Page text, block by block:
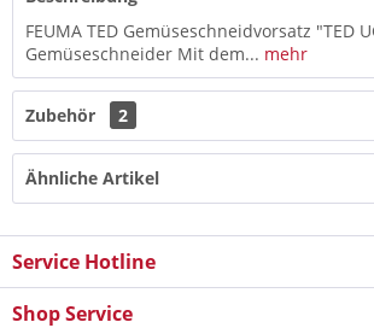
FEUMA TED Gemüseschneidvorsatz "TED
Gemüseschneider Mit dem... mehr
Zubehör 2
Ähnliche Artikel
Service Hotline
Shop Service